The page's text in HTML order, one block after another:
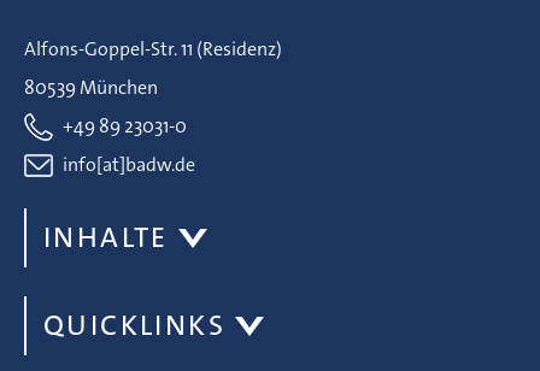
Alfons-Goppel-Str. 11 (Residenz)
80539 München
+49 89 23031-0
info[at]badw.de
INHALTE
QUICKLINKS